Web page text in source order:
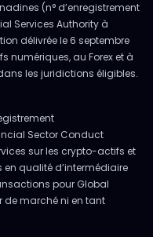
(n° d’enregistrement
Services Authority à
délivrée le 6 septembre
numériques, au Forex et à
les juridictions éligibles.
Sector Conduct
sur les crypto-actifs et
qualité d’intermédiaire
pour Global
de marché ni en tant